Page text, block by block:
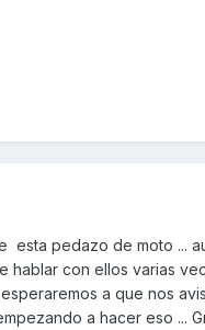
esta pedazo de moto ...
hablar con ellos varias
a que nos
a hacer eso ...